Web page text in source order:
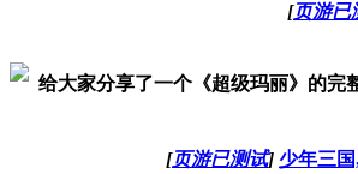
[页游已
给大家分享了一个《超级玛丽》的完
[页游已测试] 少年三